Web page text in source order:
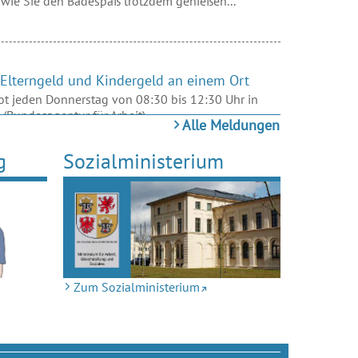
und Kindergeld an einem Ort
jeden Donnerstag von 08:30 bis 12:30 Uhr in
für Arbeit),...
Vorpommern
Der Arbeitsschutztag bestätigt auch in
für Unternehmen.
der Abteilung Arbeitsschutz.
Alle Meldungen
Sozialministerium
Zum Sozialministerium